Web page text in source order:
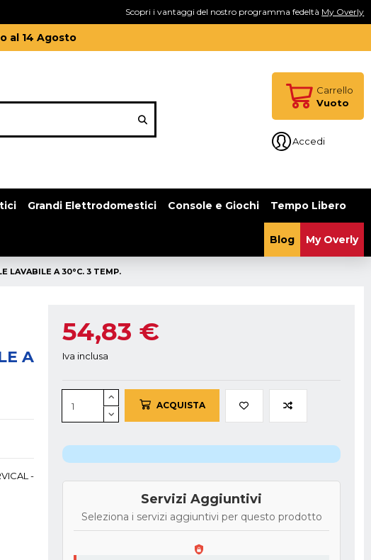
Scopri i vantaggi del nostro programma fedeltà My Overly
al 14 Agosto
Carrello
Vuoto
Accedi
Grandi Elettrodomestici Console e Giochi Tempo Libero
My Overly
Blog
LAVABILE A 30°C. 3 TEMP.
A
-
54,83 €
Iva inclusa
ACQUISTA
Servizi Aggiuntivi
Seleziona i servizi aggiuntivi per questo prodotto